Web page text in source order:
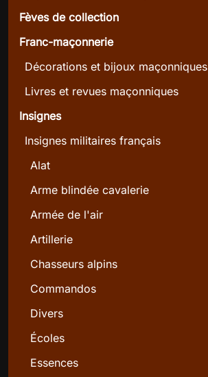
Fèves de collection
Franc-maçonnerie
Décorations et bijoux maçonniques
Livres et revues maçonniques
Insignes
Insignes militaires français
Alat
Arme blindée cavalerie
Armée de l'air
Artillerie
Chasseurs alpins
Commandos
Divers
Écoles
Essences